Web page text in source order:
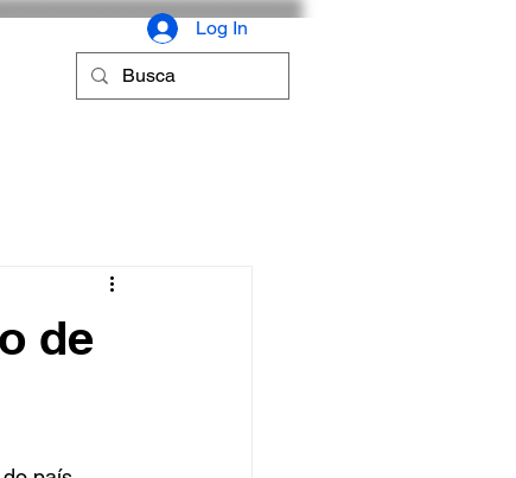
Log In
de